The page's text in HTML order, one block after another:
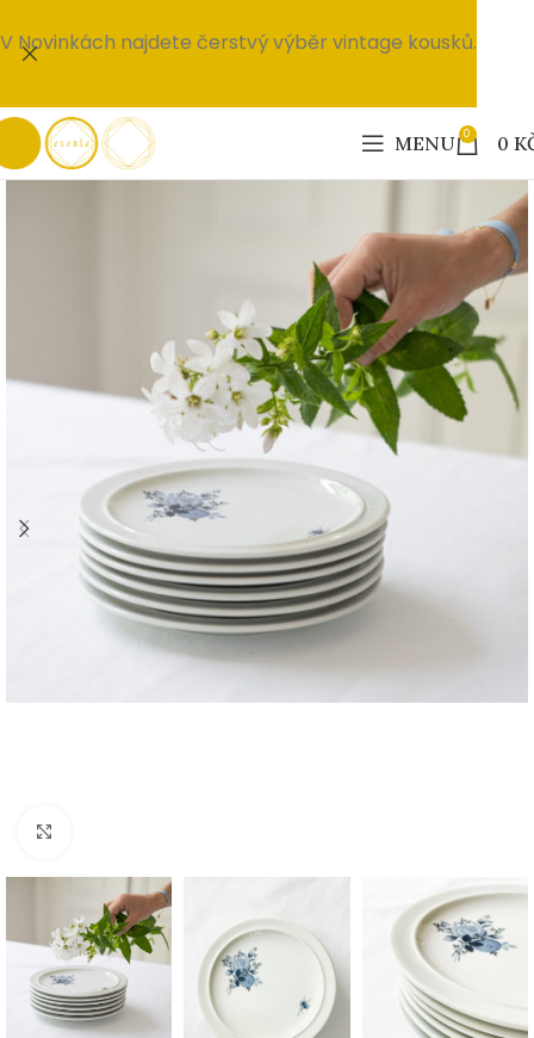
MENU 0 0
V Novinkách najdete čerstvý výběr vintage kousků.